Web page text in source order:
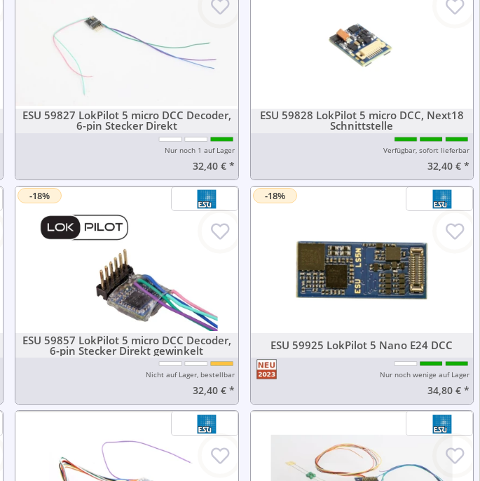
ESU 59827 LokPilot 5 micro DCC Decoder,
6-pin Stecker Direkt
Nur noch 1 auf Lager
32,40 € *
ESU 59828 LokPilot 5 micro DCC, Next18
Schnittstelle
Verfügbar, sofort lieferbar
32,40 €*
-18%
ESU 59857 LokPilot 5 micro DCC Decoder,
6-pin Stecker Direkt gewinkelt
Nicht auf Lager, bestellbar
32,40 € *
-18%
ESU 59925 LokPilot 5 Nano E24 DCC
Nur noch wenige auf Lager
34,80 €*